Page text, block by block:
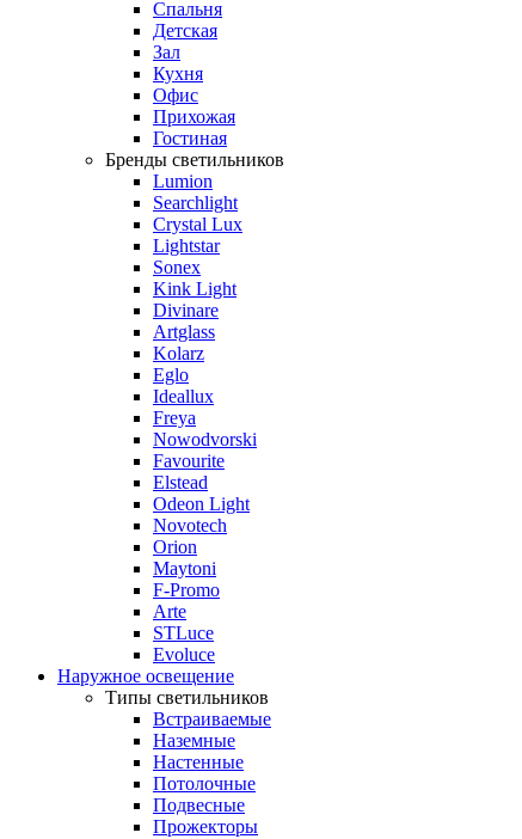
Спальня
Детская
Зал
Кухня
Офис
Прихожая
Гостиная
Бренды светильников
Lumion
Searchlight
Crystal Lux
Lightstar
Sonex
Kink Light
Divinare
Artglass
Kolarz
Eglo
Ideallux
Freya
Nowodvorski
Favourite
Elstead
Odeon Light
Novotech
Orion
Maytoni
F-Promo
Arte
STLuce
Evoluce
Наружное освещение
Типы светильников
Встраиваемые
Наземные
Настенные
Потолочные
Подвесные
Прожекторы